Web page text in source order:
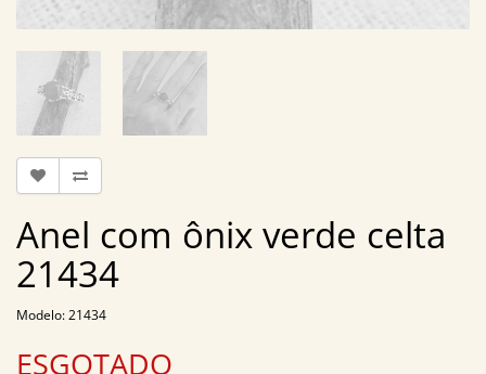
Anel com ônix verde celta
21434
Modelo: 21434
ESGOTADO